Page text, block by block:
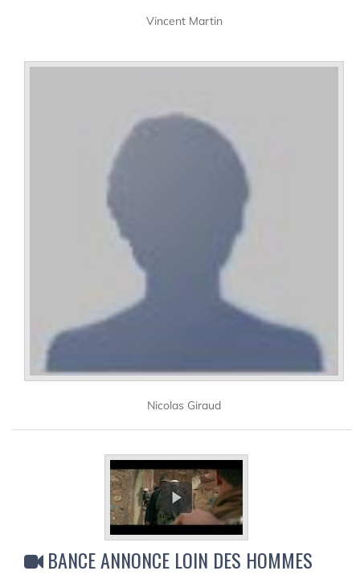
Vincent Martin
Nicolas Giraud
BANCE ANNONCE LOIN DES HOMMES